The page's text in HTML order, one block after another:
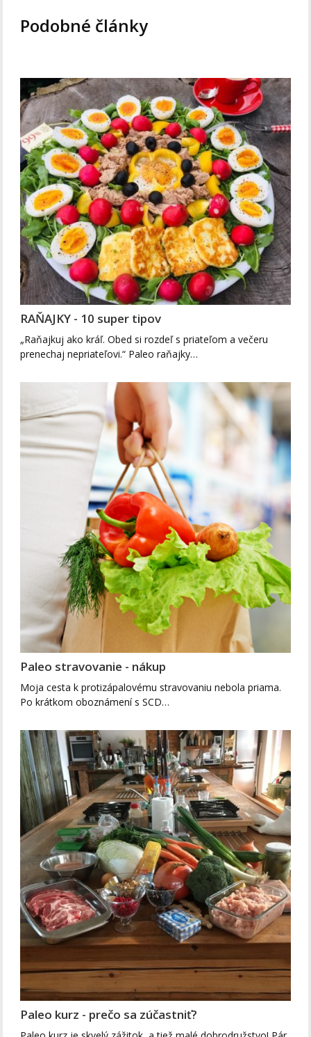
Podobné články
RAŇAJKY - 10 super tipov
„Raňajkuj ako kráľ. Obed si rozdeľ s priateľom a večeru
prenechaj nepriateľovi.“ Paleo raňajky…
Paleo stravovanie - nákup
Moja cesta k protizápalovému stravovaniu nebola priama.
Po krátkom oboznámení s SCD…
Paleo kurz - prečo sa zúčastniť?